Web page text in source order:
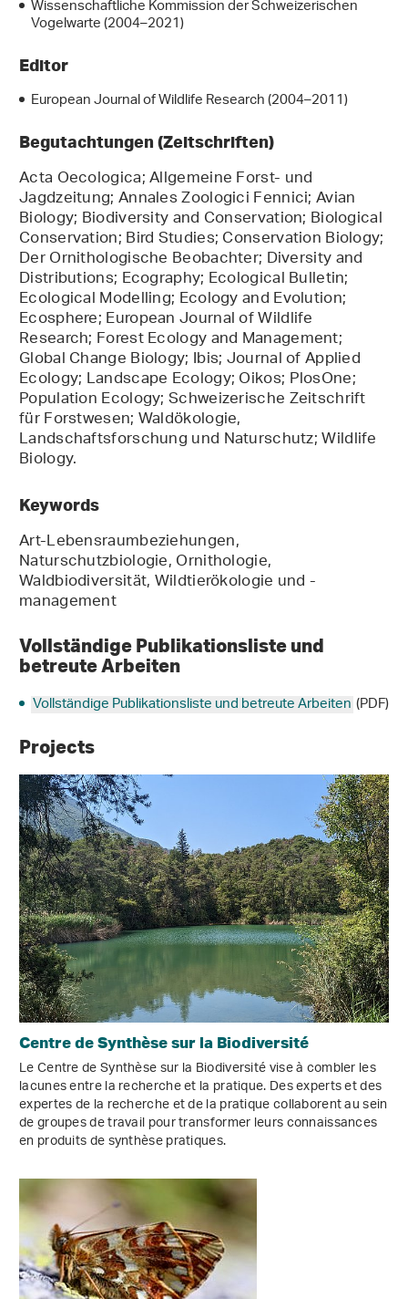
Wissenschaftliche Kommission der Schweizerischen
Vogelwarte (2004–2021)
Editor
European Journal of Wildlife Research (2004–2011)
Begutachtungen (Zeitschriften)
Acta Oecologica; Allgemeine Forst- und
Jagdzeitung; Annales Zoologici Fennici; Avian
Biology; Biodiversity and Conservation; Biological
Conservation; Bird Studies; Conservation Biology;
Der Ornithologische Beobachter; Diversity and
Distributions; Ecography; Ecological Bulletin;
Ecological Modelling; Ecology and Evolution;
Ecosphere; European Journal of Wildlife
Research; Forest Ecology and Management;
Global Change Biology; Ibis; Journal of Applied
Ecology; Landscape Ecology; Oikos; PlosOne;
Population Ecology; Schweizerische Zeitschrift
für Forstwesen; Waldökologie,
Landschaftsforschung und Naturschutz; Wildlife
Biology.
Keywords
Art-Lebensraumbeziehungen,
Naturschutzbiologie, Ornithologie,
Waldbiodiversität, Wildtierökologie und -
management
Vollständige Publikationsliste und
betreute Arbeiten
Vollständige Publikationsliste und betreute Arbeiten(PDF)
Projects
Centre de Synthèse sur la Biodiversité
Le Centre de Synthèse sur la Biodiversité vise à combler les
lacunes entre la recherche et la pratique. Des experts et des
expertes de la recherche et de la pratique collaborent au sein
de groupes de travail pour transformer leurs connaissances
en produits de synthèse pratiques.